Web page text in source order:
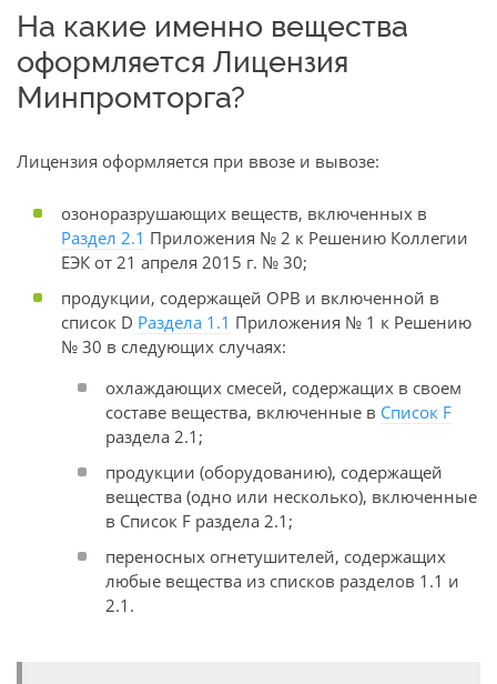
На какие именно вещества
оформляется Лицензия
Минпромторга?
Лицензия оформляется при ввозе и вывозе:
озоноразрушающих веществ, включенных в
Раздел 2.1 Приложения № 2 к Решению Коллегии
ЕЭК от 21 апреля 2015 г. № 30;
продукции, содержащей ОРВ и включенной в
список D Раздела 1.1 Приложения № 1 к Решению
№ 30 в следующих случаях:
охлаждающих смесей, содержащих в своем
составе вещества, включенные в Список F
раздела 2.1;
продукции (оборудованию), содержащей
вещества (одно или несколько), включенные
в Список F раздела 2.1;
переносных огнетушителей, содержащих
любые вещества из списков разделов 1.1 и
2.1.